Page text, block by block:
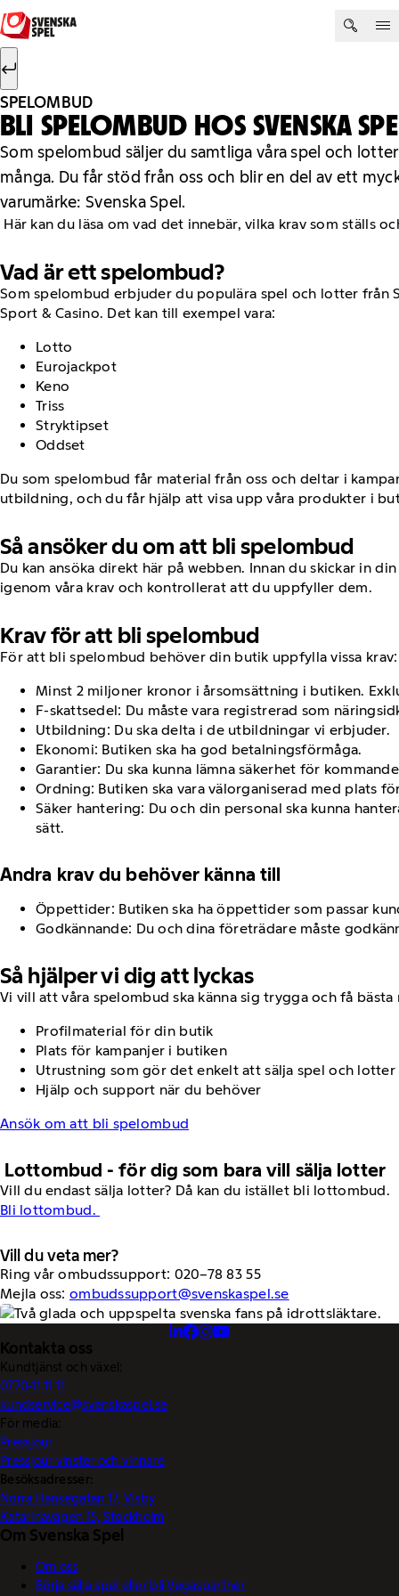
Hoppa till innehåll
Sök efter:
SPELOMBUD
BLI SPELOMBUD HOS SVENSKA
Som spelombud säljer du samtliga våra spel och
många. Du får stöd från oss och blir en del av ett
varumärke: Svenska Spel.
Här kan du läsa om vad det innebär, vilka krav som ställs
Vad är ett spelombud?
Som spelombud erbjuder du populära spel och lotter från
Sport & Casino. Det kan till exempel vara:
Lotto
Eurojackpot
Keno
Triss
Stryktipset
Oddset
Du som spelombud får material från oss och deltar i
utbildning, och du får hjälp att visa upp våra produkter i
Så ansöker du om att bli spelombud
Du kan ansöka direkt här på webben. Innan du skickar in
igenom våra krav och kontrollerat att du uppfyller dem.
Krav för att bli spelombud
För att bli spelombud behöver din butik uppfylla vissa krav:
Minst 2 miljoner kronor i årsomsättning i butiken.
F-skattsedel: Du måste vara registrerad som
Utbildning: Du ska delta i de utbildningar vi erbjuder.
Ekonomi: Butiken ska ha god betalningsförmåga.
Garantier: Du ska kunna lämna säkerhet för
Ordning: Butiken ska vara välorganiserad med plats
Säker hantering: Du och din personal ska kunna
sätt.
Andra krav du behöver känna till
Öppettider: Butiken ska ha öppettider som passar
Godkännande: Du och dina företrädare måste
Så hjälper vi dig att lyckas
Vi vill att våra spelombud ska känna sig trygga och få
Profilmaterial för din butik
Plats för kampanjer i butiken
Utrustning som gör det enkelt att sälja spel och lotter
Hjälp och support när du behöver
Ansök om att bli spelombud
Lottombud - för dig som bara vill sälja lotter
Vill du endast sälja lotter? Då kan du istället bli lottombud.
Bli lottombud.
Vill du veta mer?
Ring vår ombudssupport: 020–78 83 55
Mejla oss: ombudssupport@svenskaspel.se
Kontakta oss
Kundtjänst och växel:
0770-11 11 11
kundservice@svenskaspel.se
För media:
Pressjour
Pressjour vinster och vinnare
Besöksadresser:
Norra Hansegatan 17, Visby
Katarinavägen 15, Stockholm
Om Svenska Spel
Om oss
Börja sälja spel eller bli Vegaspartner